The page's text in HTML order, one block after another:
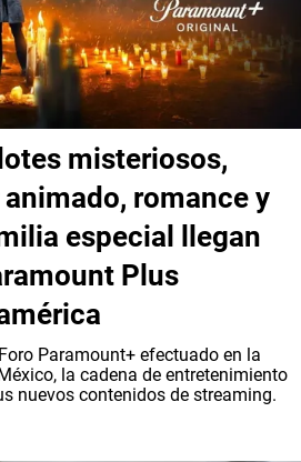
misteriosos,
animado, romance y
especial llegan
Plus
Paramount+ efectuado en la
la cadena de entretenimiento
nuevos contenidos de streaming.